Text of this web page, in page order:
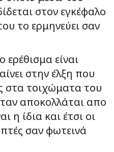
στον εγκέφαλο
το ερμηνεύει σαν
είναι
στην έλξη που
στα τοιχώματα του
αποκολλάται απο
η ίδια και έτσι οι
σαν φωτεινά